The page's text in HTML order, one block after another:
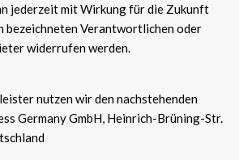
jederzeit mit Wirkung für die Zukunft
bezeichneten Verantwortlichen oder
widerrufen werden.
nutzen wir den nachstehenden
Germany GmbH, Heinrich-Brüning-Str.